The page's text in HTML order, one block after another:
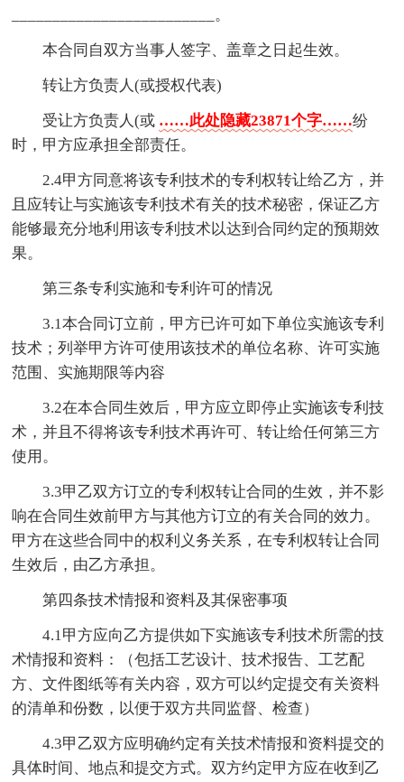
_________________________。
本合同自双方当事人签字、盖章之日起生效。
转让方负责人(或授权代表)
受让方负责人(或 ……此处隐藏23871个字……纷
时，甲方应承担全部责任。
2.4甲方同意将该专利技术的专利权转让给乙方，并
且应转让与实施该专利技术有关的技术秘密，保证乙方
能够最充分地利用该专利技术以达到合同约定的预期效
果。
第三条专利实施和专利许可的情况
3.1本合同订立前，甲方已许可如下单位实施该专利
技术；列举甲方许可使用该技术的单位名称、许可实施
范围、实施期限等内容
3.2在本合同生效后，甲方应立即停止实施该专利技
术，并且不得将该专利技术再许可、转让给任何第三方
使用。
3.3甲乙双方订立的专利权转让合同的生效，并不影
响在合同生效前甲方与其他方订立的有关合同的效力。
甲方在这些合同中的权利义务关系，在专利权转让合同
生效后，由乙方承担。
第四条技术情报和资料及其保密事项
4.1甲方应向乙方提供如下实施该专利技术所需的技
术情报和资料：（包括工艺设计、技术报告、工艺配
方、文件图纸等有关内容，双方可以约定提交有关资料
的清单和份数，以便于双方共同监督、检查）
4.3甲乙双方应明确约定有关技术情报和资料提交的
具体时间、地点和提交方式。双方约定甲方应在收到乙